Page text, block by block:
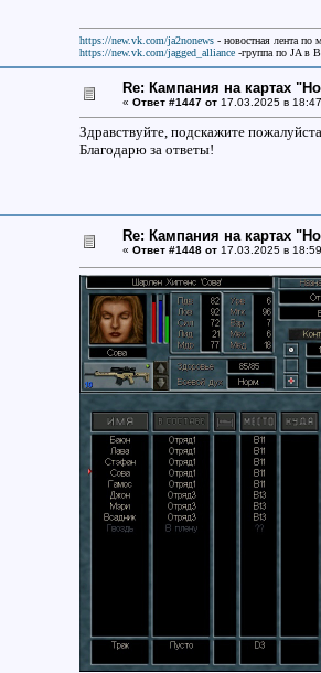
https://new.vk.com/ja2nonews- новостная лента по
https://new.vk.com/jagged_alliance-группа по JA в
Re: Кампания на картах
« Ответ #1447 от17.03.2025 в
Здравствуйте, подскажите
Благодарю за ответы!
Re: Кампания на картах
« Ответ #1448 от17.03.2025 в